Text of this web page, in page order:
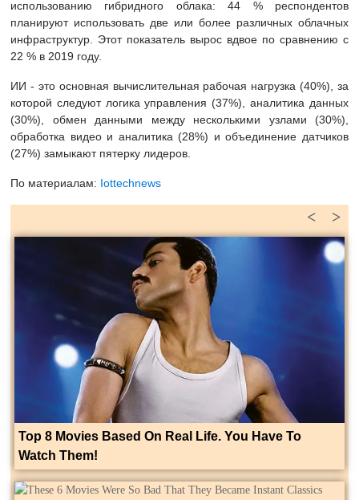
использованию гибридного облака: 44 % респондентов
планируют использовать две или более различных облачных
инфраструктур. Этот показатель вырос вдвое по сравнению с
22 % в 2019 году.
ИИ - это основная вычислительная рабочая нагрузка (40%), за
которой следуют логика управления (37%), аналитика данных
(30%), обмен данными между несколькими узлами (30%),
обработка видео и аналитика (28%) и объединение датчиков
(27%) замыкают пятерку лидеров.
По материалам: Iottechnews
>
<
Top 8 Movies Based On Real Life. You Have To
Watch Them!